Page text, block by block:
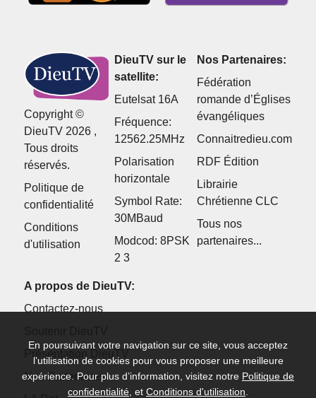
Copyright ©
DieuTV 2026 ,
Tous droits
réservés.
Politique de
confidentialité
Conditions
d'utilisation
DieuTV sur le
satellite:
Eutelsat 16A
Fréquence:
12562.25MHz
Polarisation
horizontale
Symbol Rate:
30MBaud
Modcod: 8PSK
2 3
Nos Partenaires:
Fédération
romande d’Églises
évangéliques
Connaitredieu.com
RDF Édition
Librairie
Chrétienne CLC
Tous nos
partenaires...
A propos de DieuTV:
Contactez-nous
Présentation DieuTV
Nos Partenaires
En poursuivant votre navigation sur ce site, vous acceptez
l’utilisation de cookies pour vous proposer une meilleure
expérience. Pour plus d’information, visitez notre Politique de
confidentialité , et Conditions d'utilisation